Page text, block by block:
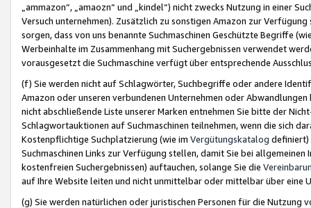
„ammazon“, „amaozn“ und „kindel“) nicht zwecks Nutzung in einer
Versuch unternehmen). Zusätzlich zu sonstigen Amazon zur
sorgen, dass von uns benannte Suchmaschinen Geschützte Begriffe
Werbeinhalte im Zusammenhang mit Suchergebnissen verwendet
vorausgesetzt die Suchmaschine verfügt über entsprechende
(f) Sie werden nicht auf Schlagwörter, Suchbegriffe oder andere
Amazon oder unseren verbundenen Unternehmen oder
nicht abschließende Liste unserer Marken entnehmen Sie bitte der
Schlagwortauktionen auf Suchmaschinen teilnehmen, wenn die sich
Kostenpflichtige Suchplatzierung (wie im Vergütungskatalog definiert)
Suchmaschinen Links zur Verfügung stellen, damit Sie bei
kostenfreien Suchergebnissen) auftauchen, solange Sie die
auf Ihre Website leiten und nicht unmittelbar oder mittelbar über eine
(g) Sie werden natürlichen oder juristischen Personen für die Nutzung